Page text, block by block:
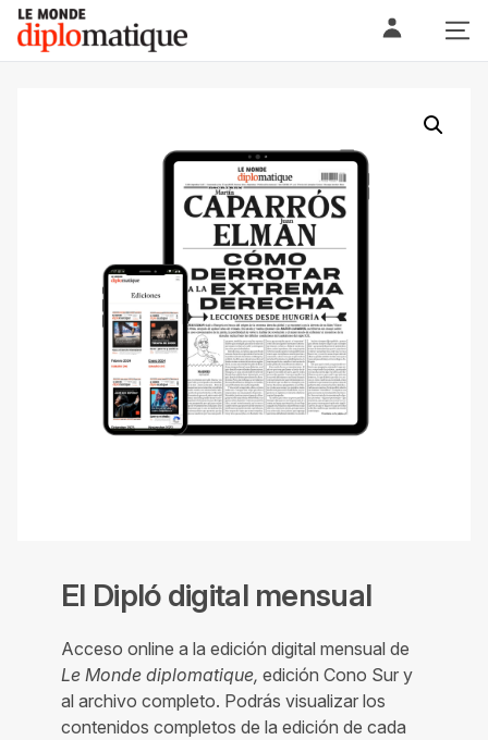
Skip
content
Le monde diplomatique
El Dipló digital mensual
Acceso online a la edición digital mensual de
Le Monde diplomatique, edición Cono Sur y
al archivo completo. Podrás visualizar los
contenidos completos de la edición de cada